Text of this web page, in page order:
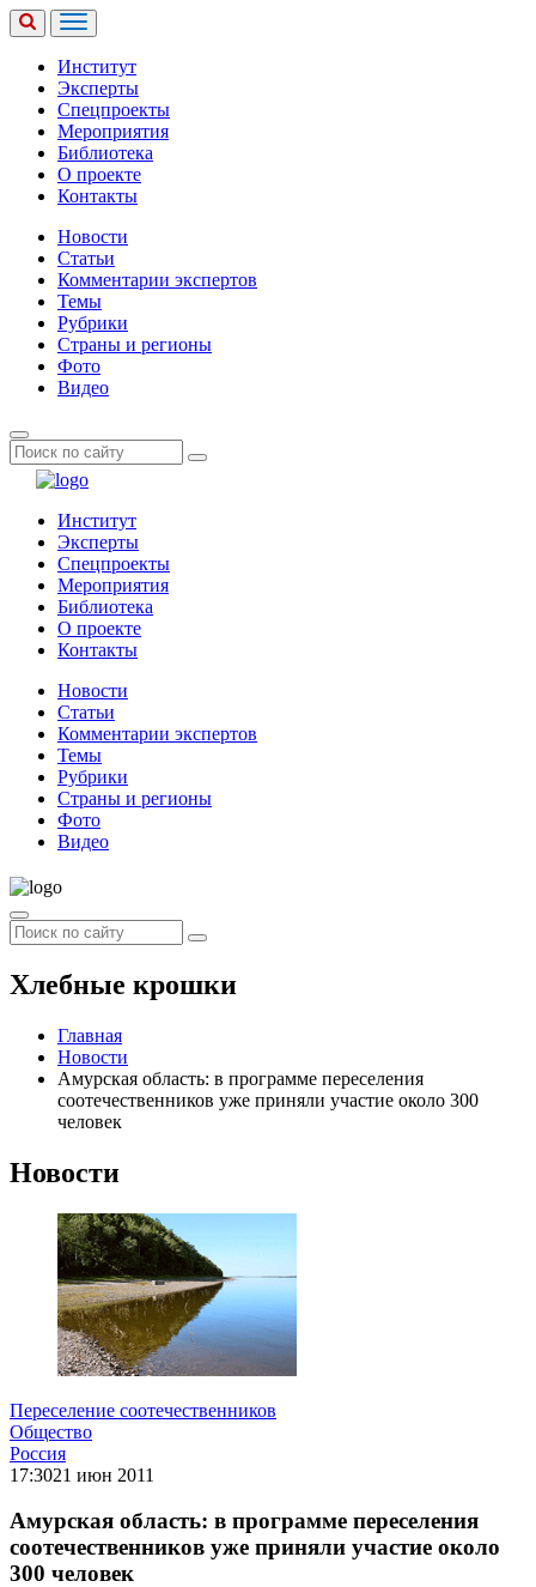
Институт
Эксперты
Спецпроекты
Мероприятия
Библиотека
О проекте
Контакты
Новости
Статьи
Комментарии экспертов
Темы
Рубрики
Страны и регионы
Фото
Видео
Институт
Эксперты
Спецпроекты
Мероприятия
Библиотека
О проекте
Контакты
Новости
Статьи
Комментарии экспертов
Темы
Рубрики
Страны и регионы
Фото
Видео
Хлебные крошки
Главная
Новости
Амурская область: в программе переселения
соотечественников уже приняли участие около 300
человек
Новости
Переселение соотечественников
Общество
Россия
17:3021 июн 2011
Амурская область: в программе переселения
соотечественников уже приняли участие около
300 человек